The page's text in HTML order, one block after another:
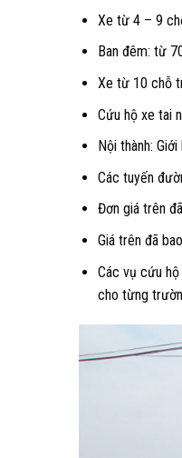
Xe từ 4 – 9
Ban đêm: từ
Xe từ 10 chỗ
Cứu hộ xe tai
Nội thành:
Các tuyến
Đơn giá trên
Giá trên đã
Các vụ cứu
cho từng